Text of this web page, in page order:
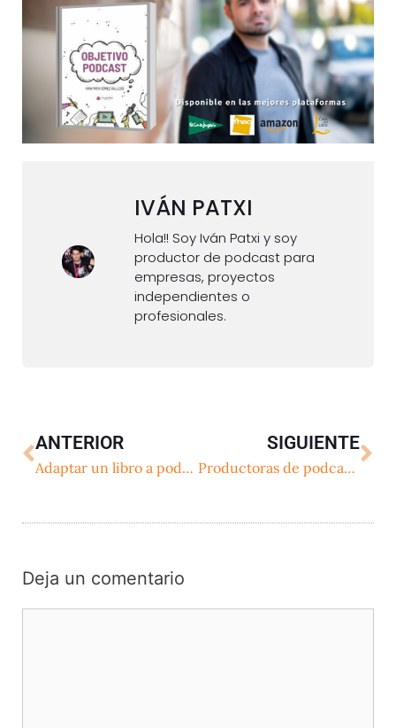
IVÁN PATXI
Hola!! Soy Iván Patxi y soy
productor de podcast para
empresas, proyectos
independientes o
profesionales.
ANTERIOR
Adaptar un libro a podcast: ¿una tarea imposible o una oportunidad creativa?
SIGUIENTE
Productoras de podcast internacionales
Deja un comentario